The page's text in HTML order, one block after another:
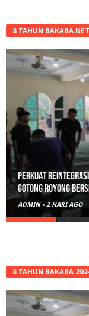
8 TAHUN BAKABA.NET
Polisi Sita 82 Paket
ADMIN - 3 HARI AGO
8 TAHUN BAKABA